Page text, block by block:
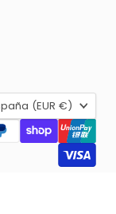
(EUR €)